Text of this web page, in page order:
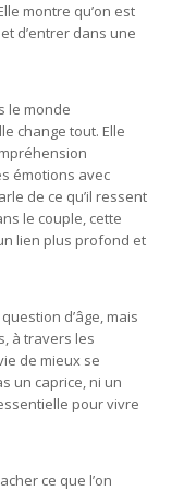
montre qu’on est
d’entrer dans une
le monde
change tout. Elle
émotions avec
de ce qu’il ressent
le couple, cette
lien plus profond et
d’âge, mais
à travers les
de mieux se
un caprice, ni un
pour vivre
ce que l’on